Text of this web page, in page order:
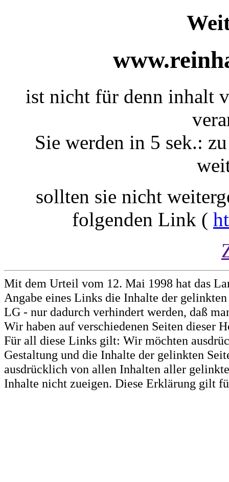
ist nicht für denn inhalt
Sie werden in 5 sek.:
sollten sie nicht
folgenden Link (
Mit dem Urteil vom 12. Mai 1998 hat das
Angabe eines Links die Inhalte der
LG - nur dadurch verhindert werden, daß
Wir haben auf verschiedenen Seiten dieser
Für all diese Links gilt: Wir möchten
Gestaltung und die Inhalte der gelinkten
ausdrücklich von allen Inhalten aller
Inhalte nicht zueigen. Diese Erklärung gilt